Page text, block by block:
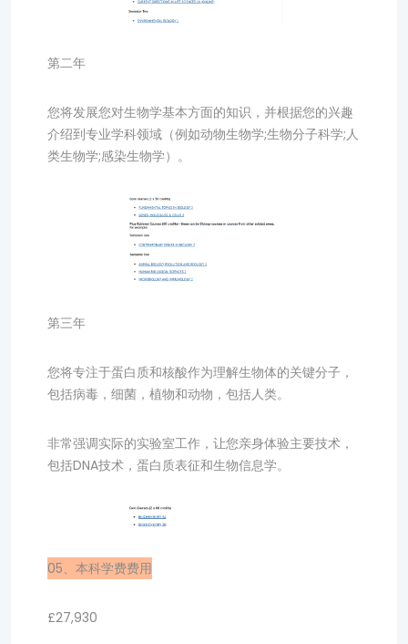
第二年
您将发展您对生物学基本方面的知识，并根据您的兴趣
介绍到专业学科领域（例如动物生物学;生物分子科学;人
类生物学;感染生物学）。
第三年
您将专注于蛋白质和核酸作为理解生物体的关键分子，
包括病毒，细菌，植物和动物，包括人类。
非常强调实际的实验室工作，让您亲身体验主要技术，
包括DNA技术，蛋白质表征和生物信息学。
05、本科学费费用
£27,930